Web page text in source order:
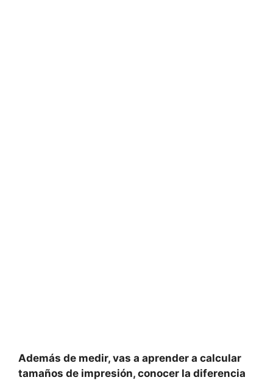
Además de medir, vas a aprender a calcular
tamaños de impresión, conocer la diferencia